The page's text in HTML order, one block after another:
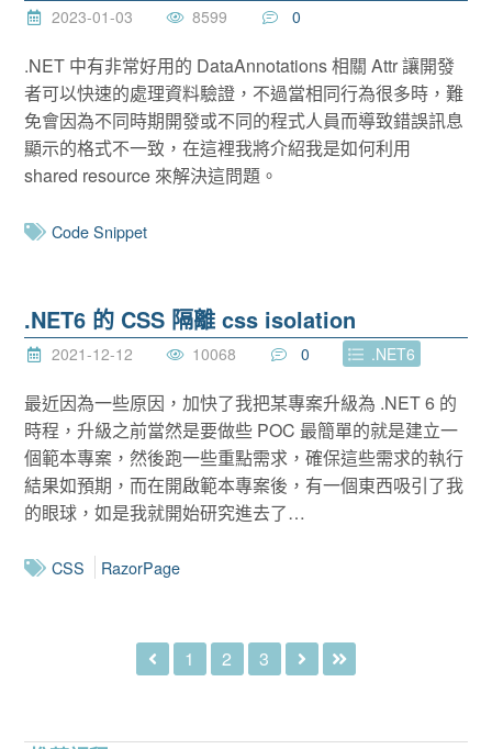
2023-01-03 8599 0
.NET 中有非常好用的 DataAnnotations 相關 Attr 讓開發
者可以快速的處理資料驗證，不過當相同行為很多時，難
免會因為不同時期開發或不同的程式人員而導致錯誤訊息
顯示的格式不一致，在這裡我將介紹我是如何利用
shared resource 來解決這問題。
Code Snippet
.NET6 的 CSS 隔離 css isolation
2021-12-12 10068 0 .NET6
最近因為一些原因，加快了我把某專案升級為 .NET 6 的
時程，升級之前當然是要做些 POC 最簡單的就是建立一
個範本專案，然後跑一些重點需求，確保這些需求的執行
結果如預期，而在開啟範本專案後，有一個東西吸引了我
的眼球，如是我就開始研究進去了…
CSS RazorPage
1 2 3